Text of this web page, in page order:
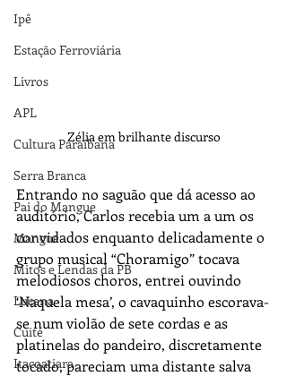
Ipê
Estação Ferroviária
Livros
APL
Cultura Paraibana
Serra Branca
Pai do Mangue
Mangue
Mitos e Lendas da PB
Lucena
Cuité
Itacoatiara
Zélia em brilhante discurso
Entrando no saguão que dá acesso ao
auditório, Carlos recebia um a um os
convidados enquanto delicadamente o
grupo musical “Choramigo” tocava
melodiosos choros, entrei ouvindo
‘Naquela mesa’, o cavaquinho escorava-
se num violão de sete cordas e as
platinelas do pandeiro, discretamente
tocado, pareciam uma distante salva